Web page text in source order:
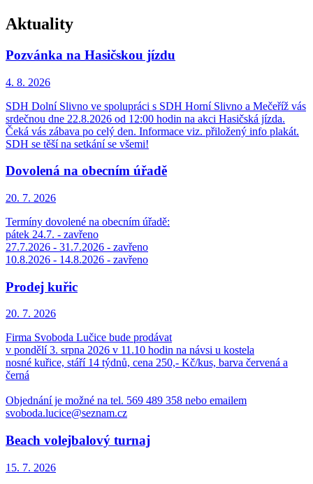
Aktuality
Pozvánka na Hasičskou jízdu
4. 8. 2026
SDH Dolní Slivno ve spolupráci s SDH Horní Slivno a Mečeříž vás
srdečnou dne 22.8.2026 od 12:00 hodin na akci Hasičská jízda.
Čeká vás zábava po celý den. Informace viz. přiložený info plakát.
SDH se těší na setkání se všemi!
Dovolená na obecním úřadě
20. 7. 2026
Termíny dovolené na obecním úřadě:
pátek 24.7. - zavřeno
27.7.2026 - 31.7.2026 - zavřeno
10.8.2026 - 14.8.2026 - zavřeno
Prodej kuřic
20. 7. 2026
Firma Svoboda Lučice bude prodávat
v pondělí 3. srpna 2026 v 11.10 hodin na návsi u kostela
nosné kuřice, stáří 14 týdnů, cena 250,- Kč/kus, barva červená a
černá
Objednání je možné na tel. 569 489 358 nebo emailem
svoboda.lucice@seznam.cz
Beach volejbalový turnaj
15. 7. 2026